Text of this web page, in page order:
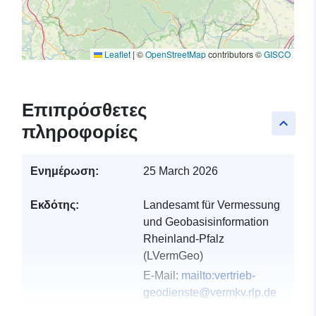
Leaflet |©OpenStreetMapcontributors ©GISCO
keyboard_arrow_up
Επιπρόσθετες
πληροφορίες
Ενημέρωση: 25 March 2026
Εκδότης:
Landesamt für Vermessung
und Geobasisinformation
Rheinland-Pfalz
(LVermGeo)
E-Mail: mailto:vertrieb-
geodienste@vermkv.rlp.de